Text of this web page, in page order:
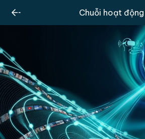
Chuỗi hoạt động